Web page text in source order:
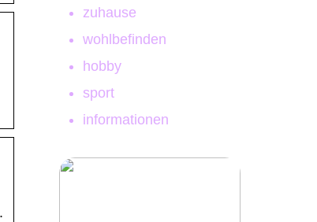
zuhause
wohlbefinden
hobby
sport
informationen